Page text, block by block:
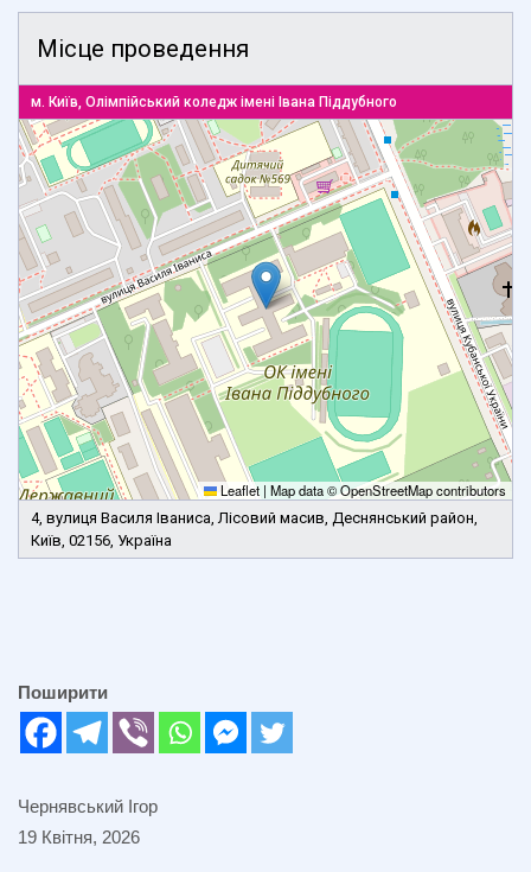
Місце проведення
м. Київ, Олімпійський коледж імені Івана Піддубного
Leaflet | Map data ©OpenStreetMapcontributors
4, вулиця Василя Іваниса, Лісовий масив, Деснянський район,
Київ, 02156, Україна
Поширити
Чернявський Ігор
19 Квітня, 2026